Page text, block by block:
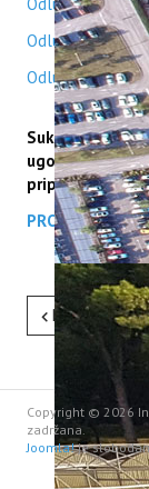
ERASMUS+
HyPro4ST
DIGIAGRI
GreenTea
CIRCOLIVE
Odluka o isplati
Odluka o isplati
Sukladno
ugovotu od
pripadajuće
PROGRAMSKI
Pret
Copyright © 2026
zadržana.
Joomla!je